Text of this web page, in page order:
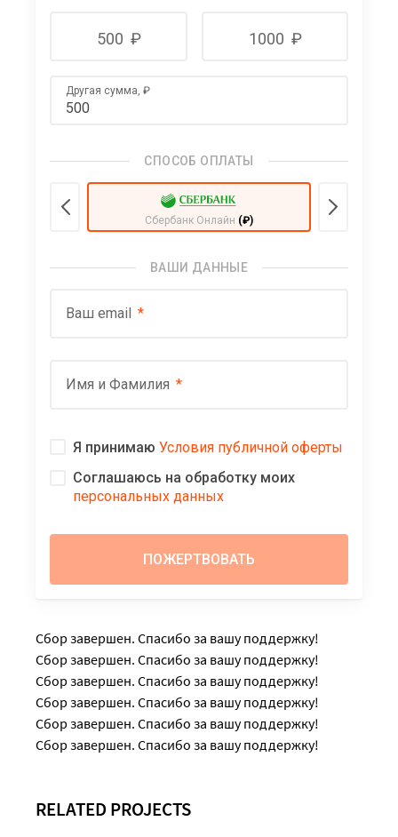
500 ₽ 1000 ₽
Другая сумма, ₽
СПОСОБ ОПЛАТЫ
Сбербанк Онлайн (₽)
ВАШИ ДАННЫЕ
Ваш email
Имя и Фамилия
Я принимаю Условия публичной оферты
Соглашаюсь на обработку моих
персональных данных
Сбор завершен. Спасибо за вашу поддержку!
Сбор завершен. Спасибо за вашу поддержку!
Сбор завершен. Спасибо за вашу поддержку!
Сбор завершен. Спасибо за вашу поддержку!
Сбор завершен. Спасибо за вашу поддержку!
Сбор завершен. Спасибо за вашу поддержку!
RELATED PROJECTS